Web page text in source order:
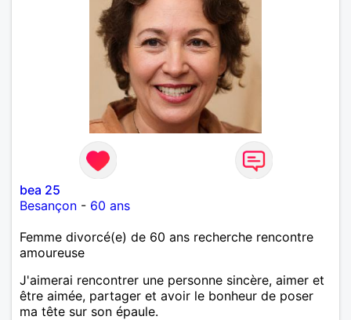
bea 25
Besançon - 60 ans
Femme divorcé(e) de 60 ans recherche rencontre
amoureuse
J'aimerai rencontrer une personne sincère, aimer et
être aimée, partager et avoir le bonheur de poser
ma tête sur son épaule.